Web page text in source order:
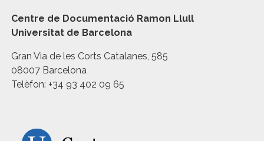
Centre de Documentació Ramon Llull
Universitat de Barcelona
Gran Via de les Corts Catalanes, 585
08007 Barcelona
Telèfon: +34 93 402 09 65